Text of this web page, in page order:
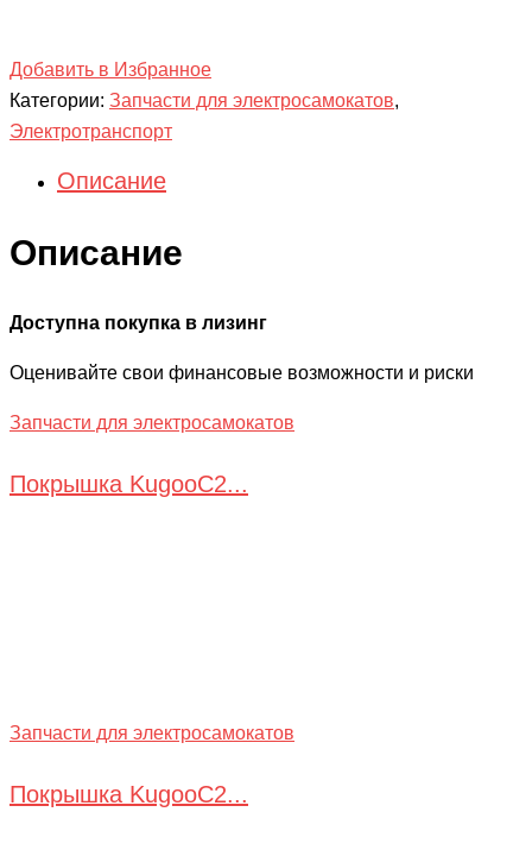
Добавить в Избранное
Категории: Запчасти для электросамокатов,
Электротранспорт
Описание
Описание
Доступна покупка в лизинг
Оценивайте свои финансовые возможности и риски
Запчасти для электросамокатов
Покрышка KugooC2...
Запчасти для электросамокатов
Покрышка KugooC2...